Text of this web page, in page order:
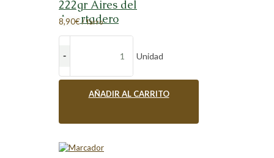
222gr Aires del
Apartadero
8,90€ / Tarro
Unidad
AÑADIR AL CARRITO